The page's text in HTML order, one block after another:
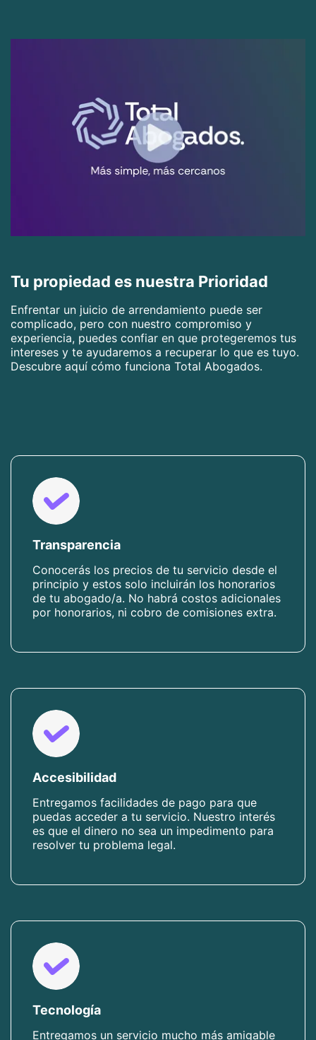
Tu propiedad es nuestra Prioridad
Enfrentar un juicio de arrendamiento puede ser
complicado, pero con nuestro compromiso y
experiencia, puedes confiar en que protegeremos tus
intereses y te ayudaremos a recuperar lo que es tuyo.
Descubre aquí cómo funciona Total Abogados.
Transparencia
Conocerás los precios de tu servicio desde el
principio y estos solo incluirán los honorarios
de tu abogado/a. No habrá costos adicionales
por honorarios, ni cobro de comisiones extra.
Accesibilidad
Entregamos facilidades de pago para que
puedas acceder a tu servicio. Nuestro interés
es que el dinero no sea un impedimento para
resolver tu problema legal.
Tecnología
Entregamos un servicio mucho más amigable